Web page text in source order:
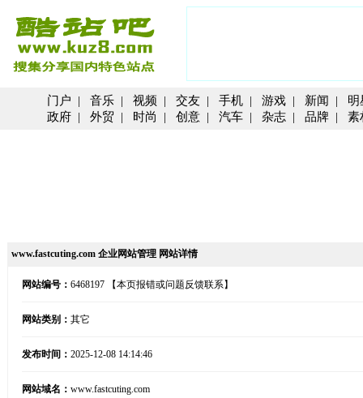
门户 | 音乐 | 视频 | 交友 | 手机 | 游戏 | 新闻 | 明
政府 | 外贸 | 时尚 | 创意 | 汽车 | 杂志 | 品牌 | 素
www.fastcuting.com 企业网站管理 网站详情
网站编号： 6468197 【本页报错或问题反馈联系】
网站类别： 其它
发布时间： 2025-12-08 14:14:46
网站域名： www.fastcuting.com